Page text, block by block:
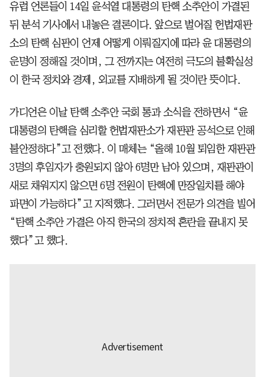
유럽 언론들이 14일 윤석열 대통령의 탄핵 소추안이 가결된
뒤 분석 기사에서 내놓은 결론이다. 앞으로 벌어질 헌법재판
소의 탄핵 심판이 언제 어떻게 이뤄질지에 따라 윤 대통령의
운명이 정해질 것이며, 그 전까지는 여전히 극도의 불확실성
이 한국 정치와 경제, 외교를 지배하게 될 것이란 뜻이다.
가디언은 이날 탄핵 소추안 국회 통과 소식을 전하면서 “윤
대통령의 탄핵을 심리할 헌법재판소가 재판관 공석으로 인해
불안정하다”고 전했다. 이 매체는 “올해 10월 퇴임한 재판관
3명의 후임자가 충원되지 않아 6명만 남아 있으며, 재판관이
새로 채워지지 않으면 6명 전원이 탄핵에 만장일치를 해야
파면이 가능하다”고 지적했다. 그러면서 전문가 의견을 빌어
“탄핵 소추안 가결은 아직 한국의 정치적 혼란을 끝내지 못
했다”고 했다.